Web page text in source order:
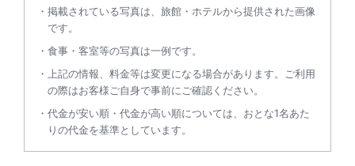
掲載されている写真は、旅館・ホテルから提供された画像
です。
食事・客室等の写真は一例です。
上記の情報、料金等は変更になる場合があります。ご利用
の際はお客様ご自身で事前にご確認ください。
代金が安い順・代金が高い順については、おとな1名あた
りの代金を基準としています。